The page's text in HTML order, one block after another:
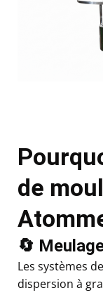
de
🔄
Les systèmes
dispersion à